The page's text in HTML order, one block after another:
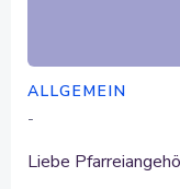
ALLGEMEIN
-
Liebe